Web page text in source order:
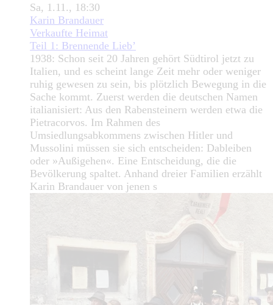
Sa, 1.11., 18:30
Karin Brandauer
Verkaufte Heimat
Teil 1: Brennende Lieb’
1938: Schon seit 20 Jahren gehört Südtirol jetzt zu
Italien, und es scheint lange Zeit mehr oder weniger
ruhig gewesen zu sein, bis plötzlich Bewegung in die
Sache kommt. Zuerst werden die deutschen Namen
italianisiert: Aus den Rabensteinern werden etwa die
Pietracorvos. Im Rahmen des
Umsiedlungsabkommens zwischen Hitler und
Mussolini müssen sie sich entscheiden: Dableiben
oder »Außigehen«. Eine Entscheidung, die die
Bevölkerung spaltet. Anhand dreier Familien erzählt
Karin Brandauer von jenen s